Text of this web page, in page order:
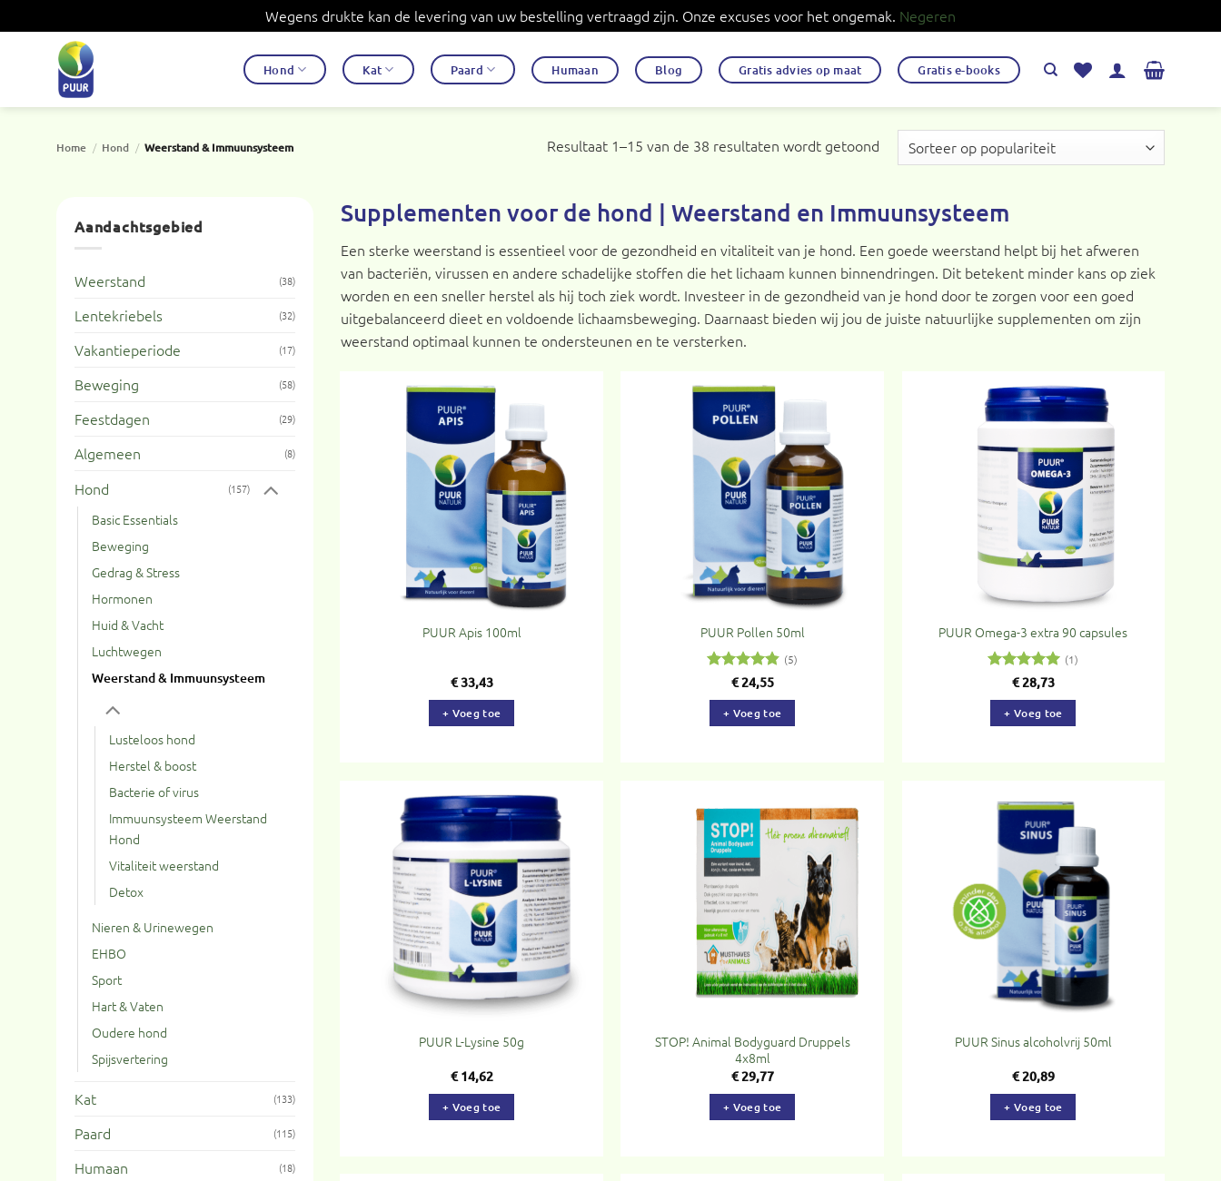
Wegens drukte kan de levering van uw bestelling vertraagd zijn. Onze excuses voor het ongemak. Negeren
Hond Kat Paard Humaan Blog Gratis advies op maat Gratis e-books
Home / Hond / Weerstand & Immuunsysteem Resultaat 1–15 van de 38 resultaten wordt getoondGesorteerd
Aandachtsgebied
Weerstand (38)
Lentekriebels (32)
Vakantieperiode (17)
Beweging (58)
Feestdagen (29)
Algemeen (8)
Hond (157)
Basic Essentials
Beweging
Gedrag & Stress
Hormonen
Huid & Vacht
Luchtwegen
Weerstand & Immuunsysteem
Lusteloos hond
Herstel & boost
Bacterie of virus
Immuunsysteem Weerstand
Hond
Vitaliteit weerstand
Detox
Nieren & Urinewegen
EHBO
Sport
Hart & Vaten
Oudere hond
Spijsvertering
Kat (133)
Paard (115)
Humaan (18)
Supplementen voor de hond | Weerstand en Immuunsysteem
Een sterke weerstand is essentieel voor de gezondheid en vitaliteit van je hond. Een goede weerstand helpt bij het afweren
van bacteriën, virussen en andere schadelijke stoffen die het lichaam kunnen binnendringen. Dit betekent minder kans op ziek
worden en een sneller herstel als hij toch ziek wordt. Investeer in de gezondheid van je hond door te zorgen voor een goed
uitgebalanceerd dieet en voldoende lichaamsbeweging. Daarnaast bieden wij jou de juiste natuurlijke supplementen om zijn
weerstand optimaal kunnen te ondersteunen en te versterken.
Toevoegen
aan
verlanglijst
PUUR Apis 100ml
€33,43
+ Voeg toe
Toevoegen
aan
verlanglijst
PUUR Pollen 50ml
Gewaardeerd
(5)
€24,55
+ Voeg toe
aan
verlanglijst
PUUR Omega-3 extra 90 capsules
Gewaardeerd
(1)
€28,73
+ Voeg toe
Toevoegen
aan
verlanglijst
PUUR L-Lysine 50g
€14,62
+ Voeg toe
Toevoegen
aan
verlanglijst
STOP! Animal Bodyguard Druppels
4x8ml
€29,77
+ Voeg toe
verlanglijst
PUUR Sinus alcoholvrij 50ml
€20,89
+ Voeg toe